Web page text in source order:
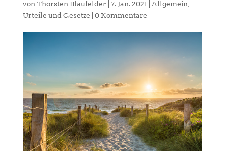
von Thorsten Blaufelder 7. Jan. 2021 Allgemein
Urteile und Gesetze
0 Kommentare